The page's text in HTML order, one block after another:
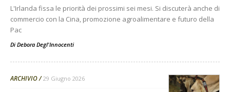
L'Irlanda fissa le priorità dei prossimi sei mesi. Si discuterà anche di
commercio con la Cina, promozione agroalimentare e futuro della
Pac
Di Debora Degl'Innocenti
ARCHIVIO 29 Giugno 2026